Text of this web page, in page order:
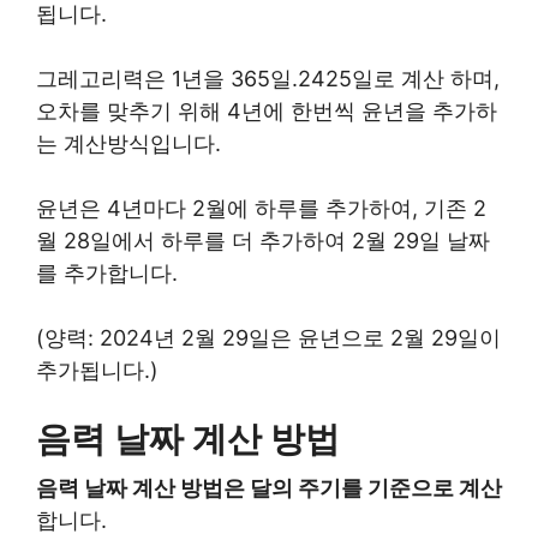
됩니다.
그레고리력은 1년을 365일.2425일로 계산 하며,
오차를 맞추기 위해 4년에 한번씩 윤년을 추가하
는 계산방식입니다.
윤년은 4년마다 2월에 하루를 추가하여, 기존 2
월 28일에서 하루를 더 추가하여 2월 29일 날짜
를 추가합니다.
(양력: 2024년 2월 29일은 윤년으로 2월 29일이
추가됩니다.)
음력 날짜 계산 방법
음력 날짜 계산 방법은 달의 주기를 기준으로 계산
합니다.